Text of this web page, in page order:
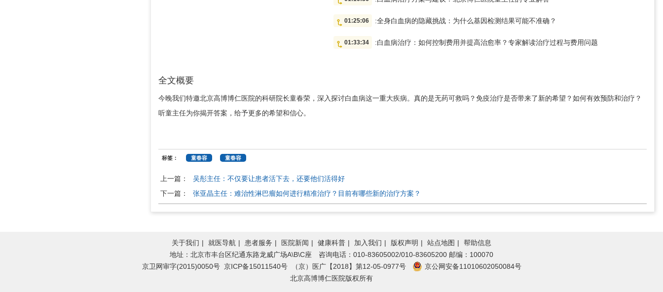
01:25:06 :全身白血病的隐藏挑战：为什么基因检测结果可能不准确？
01:33:34 :白血病治疗：如何控制费用并提高治愈率？专家解读治疗过程与费用问题
全文概要
今晚我们特邀北京高博博仁医院的科研院长童春荣，深入探讨白血病这一重大疾病。真的是无药可救吗？免疫治疗是否带来了新的希望？如何有效预防和治疗？
听童主任为你揭开答案，给予更多的希望和信心。
标签： 童春容 童春容
上一篇：
吴彤主任：不仅要让患者活下去，还要他们活得好
下一篇：
张亚晶主任：难治性淋巴瘤如何进行精准治疗？目前有哪些新的治疗方案？
关于我们 | 就医导航 | 患者服务 | 医院新闻 | 健康科普 | 加入我们 | 版权声明 | 站点地图 |
帮助信息
地址：北京市丰台区纪通东路龙威广场A\B\C座 咨询电话：010-83605002/010-83605200 邮编：100070
京卫网审字(2015)0050号 京ICP备15011540号（京）医广【2018】第12-05-0977号
京公网安备11010602050084号
北京高博博仁医院版权所有